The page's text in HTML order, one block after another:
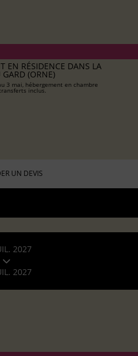
EN RÉSIDENCE DANS LA
(ORNE)
3 mai, hébergement en chambre
inclus.
UN DEVIS
2027
2027